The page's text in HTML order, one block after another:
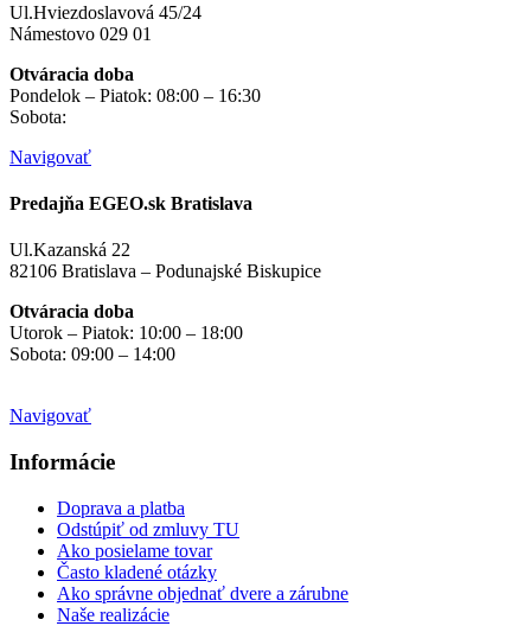
Ul.Hviezdoslavová 45/24
Námestovo 029 01
Otváracia doba
Pondelok – Piatok: 08:00 – 16:30
Sobota:
Navigovať
Predajňa EGEO.sk Bratislava
Ul.Kazanská 22
82106 Bratislava – Podunajské Biskupice
Otváracia doba
Utorok – Piatok: 10:00 – 18:00
Sobota: 09:00 – 14:00
Navigovať
Informácie
Doprava a platba
Odstúpiť od zmluvy TU
Ako posielame tovar
Často kladené otázky
Ako správne objednať dvere a zárubne
Naše realizácie